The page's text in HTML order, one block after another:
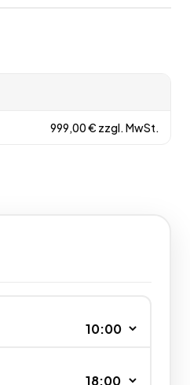
999,00€ zzgl. MwSt.